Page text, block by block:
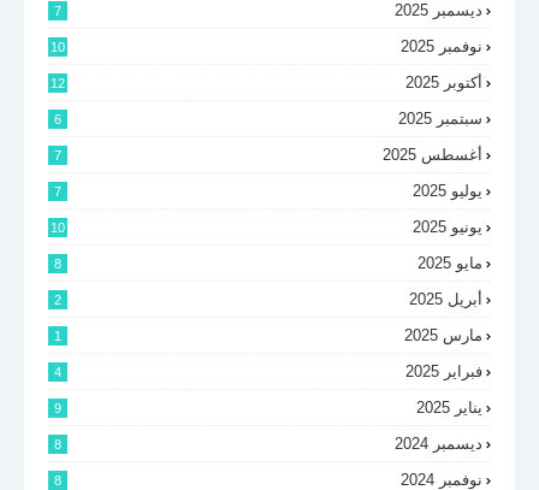
ديسمبر 2025 7
نوفمبر 2025 10
أكتوبر 2025 12
سبتمبر 2025 6
أغسطس 2025 7
يوليو 2025 7
يونيو 2025 10
مايو 2025 8
أبريل 2025 2
مارس 2025 1
فبراير 2025 4
يناير 2025 9
ديسمبر 2024 8
نوفمبر 2024 8